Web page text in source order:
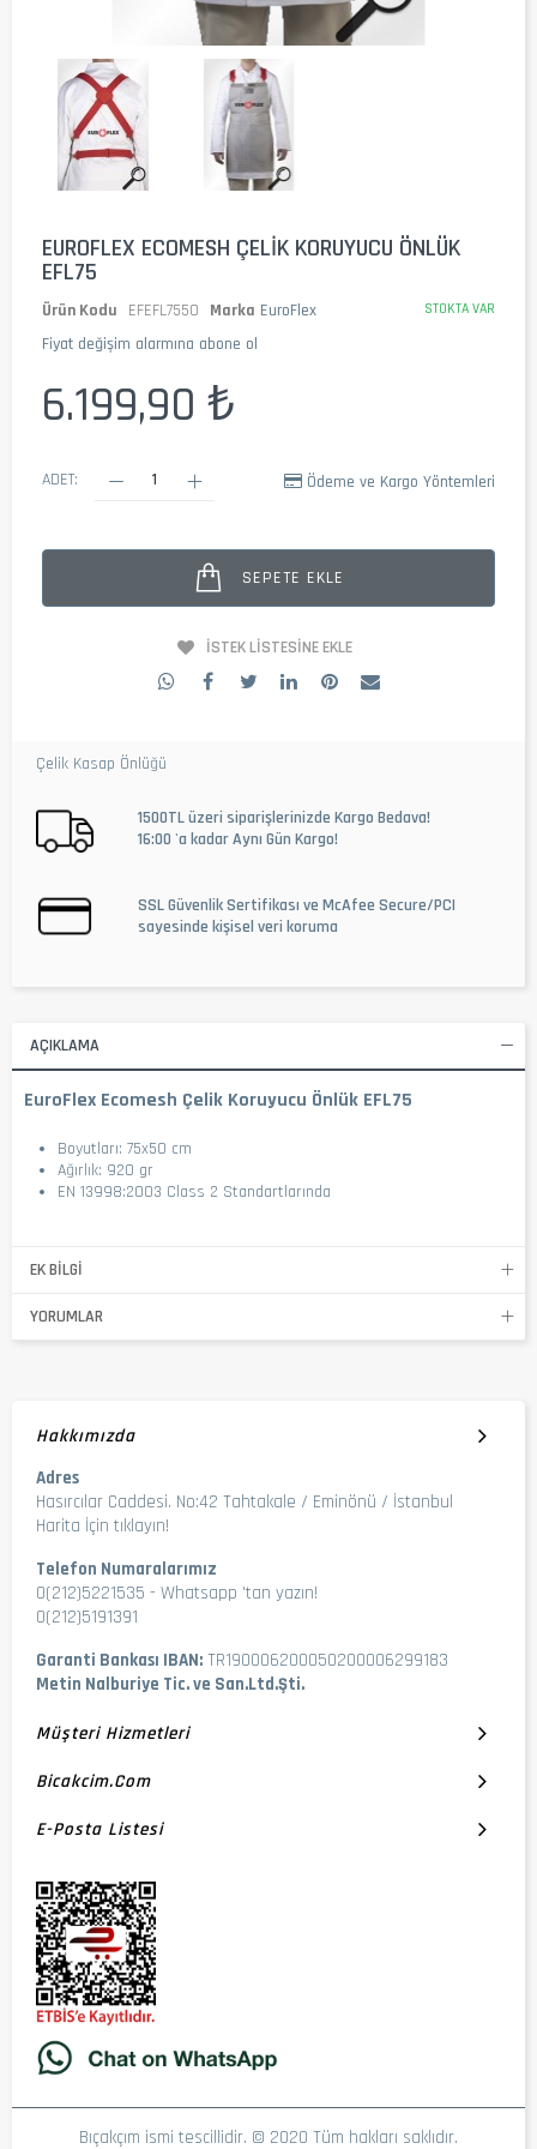
EUROFLEX ECOMESH ÇELIK KORUYUCU ÖNLÜK
EFL75
Ürün Kodu EFEFL7550 Marka EuroFlex STOKTA VAR
Fiyat değişim alarmına abone ol
6.199,90 ₺
ADET:
SEPETE EKLE
Ödeme ve Kargo Yöntemleri
İSTEK LISTESINE EKLE
Çelik Kasap Önlüğü
1500TL üzeri siparişlerinizde Kargo Bedava!
16:00 'a kadar Aynı Gün Kargo!
SSL Güvenlik Sertifikası ve McAfee Secure/PCI
sayesinde kişisel veri koruma
AÇIKLAMA
EuroFlex Ecomesh Çelik Koruyucu Önlük EFL75
Boyutları: 75x50 cm
Ağırlık: 920 gr
EN 13998:2003 Class 2 Standartlarında
EK BILGI
YORUMLAR
Hakkımızda
Adres
Hasırcılar Caddesi. No:42 Tahtakale / Eminönü / İstanbul
Harita İçin tıklayın!
Telefon Numaralarımız
0(212)5221535 - Whatsapp 'tan yazın!
0(212)5191391
Garanti Bankası IBAN: TR190006200050200006299183
Metin Nalburiye Tic. ve San.Ltd.Şti.
Müşteri Hizmetleri
Bicakcim.com
E-Posta Listesi
Bıçakçım ismi tescillidir. © 2020 Tüm hakları saklıdır.